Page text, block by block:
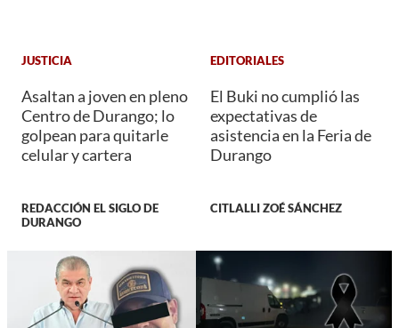
JUSTICIA
Asaltan a joven en pleno
Centro de Durango; lo
golpean para quitarle
celular y cartera
REDACCIÓN EL SIGLO DE
DURANGO
EDITORIALES
El Buki no cumplió las
expectativas de
asistencia en la Feria de
Durango
CITLALLI ZOÉ SÁNCHEZ